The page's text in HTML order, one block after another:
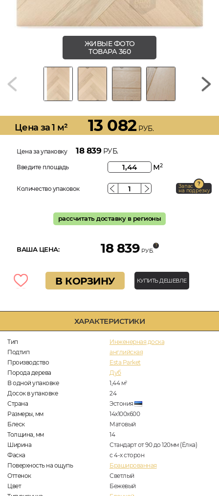
ХАРАКТЕРИСТИКИ
Тип
Инженерная доска
Подтип
английская
Производство
Esta Parket
Порода дерева
Дуб
В одной упаковке
1,44 м2
Досок в упаковке
24
Страна
Эстония
Размеры, мм
14х100х600
Блеск
Матовый
Толщина, мм
14
Ширина
Стандарт от 90 до 120мм (Ёлка)
Фаска
с 4-х сторон
Поверхность на ощупь
Брашированная
Оттенок
Светлый
Цвет
Бежевый
ЖИВЫЕ ФОТО
ТОВАРА 360
Цена за 1 м² 13 082РУБ.
Цена за упаковку 18 839РУБ.
Введите площадь м2
Количество упаковок Запас
на подрезку
рассчитать доставку в регионы
ВАША ЦЕНА: 18 839 РУБ.
В КОРЗИНУ КУПИТЬ ДЕШЕВЛЕ